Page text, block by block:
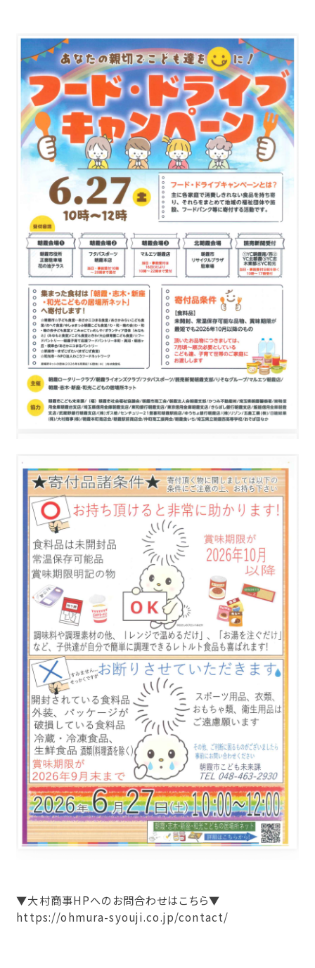
▼大村商事HPへのお問合わせはこちら▼
https://ohmura-syouji.co.jp/contact/